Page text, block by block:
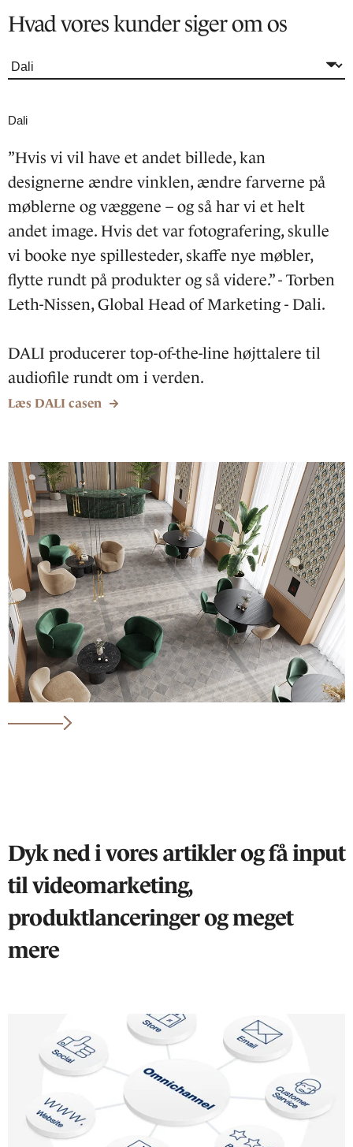
Hvad vores kunder siger om os
Dali
”Hvis vi vil have et andet billede, kan
designerne ændre vinklen, ændre farverne på
møblerne og væggene – og så har vi et helt
andet image. Hvis det var fotografering, skulle
vi booke nye spillesteder, skaffe nye møbler,
flytte rundt på produkter og så videre.” - Torben
Leth-Nissen, Global Head of Marketing - Dali.
DALI producerer top-of-the-line højttalere til
audiofile rundt om i verden.
Læs DALI casen
Dyk ned i vores artikler og få input
til videomarketing,
produktlanceringer og meget
mere